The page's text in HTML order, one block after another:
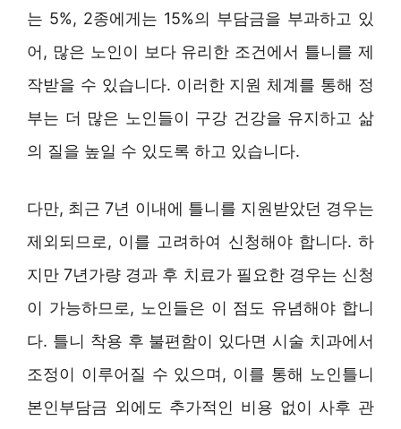
는 5%, 2종에게는 15%의 부담금을 부과하고 있
어, 많은 노인이 보다 유리한 조건에서 틀니를 제
작받을 수 있습니다. 이러한 지원 체계를 통해 정
부는 더 많은 노인들이 구강 건강을 유지하고 삶
의 질을 높일 수 있도록 하고 있습니다.
다만, 최근 7년 이내에 틀니를 지원받았던 경우는
제외되므로, 이를 고려하여 신청해야 합니다. 하
지만 7년가량 경과 후 치료가 필요한 경우는 신청
이 가능하므로, 노인들은 이 점도 유념해야 합니
다. 틀니 착용 후 불편함이 있다면 시술 치과에서
조정이 이루어질 수 있으며, 이를 통해 노인틀니
본인부담금 외에도 추가적인 비용 없이 사후 관